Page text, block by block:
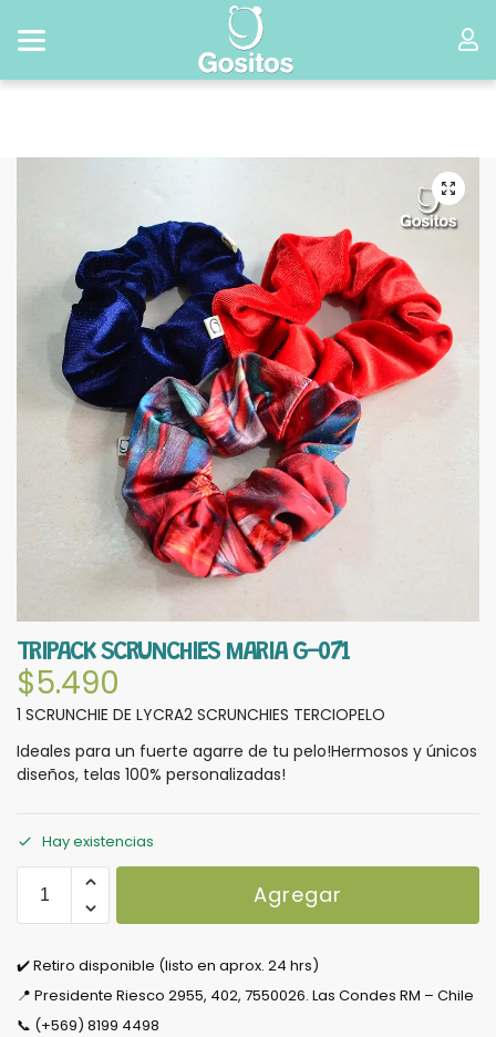
TRIPACK SCRUNCHIES MARIA G-071
$5.490
1 SCRUNCHIE DE LYCRA2 SCRUNCHIES TERCIOPELO
Ideales para un fuerte agarre de tu pelo!Hermosos y únicos
diseños, telas 100% personalizadas!
Hay existencias
Agregar
✔️ Retiro disponible (listo en aprox. 24 hrs)
📍 Presidente Riesco 2955, 402, 7550026. Las Condes RM – Chile
📞 (+569) 8199 4498